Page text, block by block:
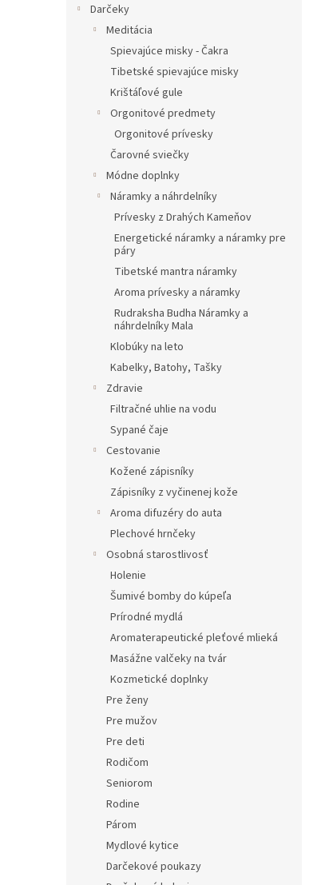
Darčeky
Meditácia
Spievajúce misky - Čakra
Tibetské spievajúce misky
Krištáľové gule
Orgonitové predmety
Orgonitové prívesky
Čarovné sviečky
Módne doplnky
Náramky a náhrdelníky
Prívesky z Drahých Kameňov
Energetické náramky a náramky pre
páry
Tibetské mantra náramky
Aroma prívesky a náramky
Rudraksha Budha Náramky a
náhrdelníky Mala
Klobúky na leto
Kabelky, Batohy, Tašky
Zdravie
Filtračné uhlie na vodu
Sypané čaje
Cestovanie
Kožené zápisníky
Zápisníky z vyčinenej kože
Aroma difuzéry do auta
Plechové hrnčeky
Osobná starostlivosť
Holenie
Šumivé bomby do kúpeľa
Prírodné mydlá
Aromaterapeutické pleťové mlieká
Masážne valčeky na tvár
Kozmetické doplnky
Pre ženy
Pre mužov
Pre deti
Rodičom
Seniorom
Rodine
Párom
Mydlové kytice
Darčekové poukazy